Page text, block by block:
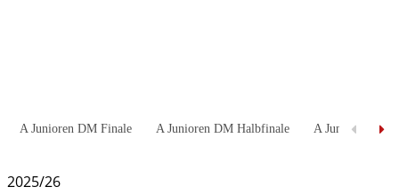
A Junioren DM Finale A Junioren DM Halbfinale A Junioren DM
2025/26